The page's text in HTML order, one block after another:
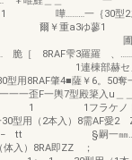
一｛30型2ス
’ 爾￥重a3ゆ蓼1 24
圃
雫3羅羅 、
連棟部赫セ
肇4■薩￥6。50
F一輿7型殿簗入u＿＿
1 1 1フラケノト
用（2本入）8需AF愛2
− tt §嗣一㎜……
体入）8RA即ZZ ；